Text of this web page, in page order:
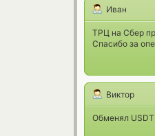
Иван
ТРЦ на Сбер
Спасибо за
Виктор
Обменял USDT